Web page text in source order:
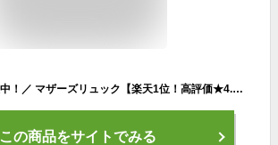
＼大決算SALE開催中！／ マザーズリュック【楽天1位！高評価★4.59】マザーズバッグ リュック 大容量 撥水 軽量 ママ バッグ 保冷ポケット 哺乳瓶 背面ポケット ナイロン マザーズバック ベビーカーフック レディース 多機能 ラッピング 送料無料 アンコール Annekor
この商品をサイトでみる